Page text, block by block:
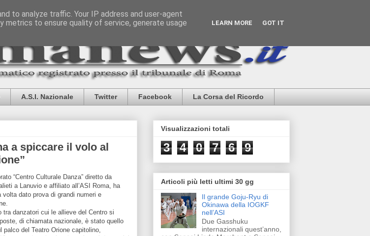
A.S.I. Nazionale Twitter Facebook La Corsa del Ricordo
a spiccare il volo al
“Centro Culturale Danza” diretto da
a Lanuvio e affiliato all’ASI Roma, ha
volta dato prova di grandi numeri e
tra danzatori cui le allieve del Centro si
di chiamata nazionale, è stato quello
palco del Teatro Orione capitolino,
Visualizzazioni totali
3 4 0 7 6 9
Articoli più letti ultimi 30 gg
Il grande Goju-Ryu di
Okinawa della IOGKF
nell’ASI
Due Gasshuku
internazionali quest’anno,
to analyze traffic. Your IP address and user-agent
metrics to ensure quality of service, generate usage
LEARN MORE GOT IT